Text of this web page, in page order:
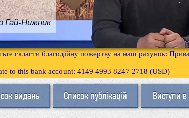
Гай-Нижник
скласти благодійну пожертву на наш рахунок:
to this bank account: 4149 4993 8247 2718 (USD)
видань Список публікацій Виступи